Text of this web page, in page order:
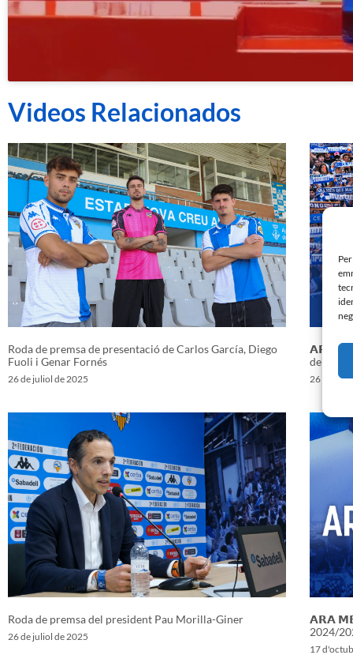
Videos Relacionados
Roda de premsa de presentació de Carlos García, Diego
Fuoli i Genar Fornés
26 de juliol de 2025
𝗔𝗥𝗔
de socis
26 de
Roda de premsa del president Pau Morilla-Giner
26 de juliol de 2025
𝗔𝗥𝗔
2024/
17